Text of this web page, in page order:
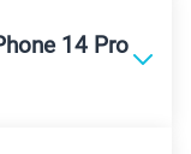
14 Pro